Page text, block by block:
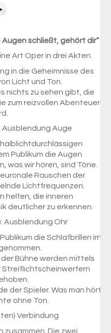
Augen schließt, gehört dir“
Art Oper in drei Akten.
in die Geheimnisse des
Licht und Ton.
nichts zu sehen gibt, die
zum reizvollen Abenteuer
Ausblendung Auge
Publikum die Augen
was wir hören, sind Töne.
Rauschen der
Lichtfrequenzen.
helfen, die inneren
deutlicher zu erkennen.
Ausblendung Ohr
die Schlafbrillen im
Bühne werden mittels
Streiflichtscheinwerfern
der Spieler. Was man hört
ohne Ton.
Verbindung
zusammen. Die zwei